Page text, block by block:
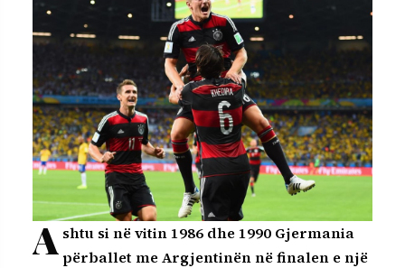
A shtu si në vitin 1986 dhe 1990 Gjermania
përballet me Argjentinën në finalen e një